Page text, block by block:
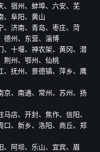
、宿州、蚌埠、六安、芜
、阜阳、黄山
、济南、青岛、枣庄、菏
德州、东营、淄博
、十堰、神农架、黄冈、潜
荆州、鄂州、仙桃
、抚州、景德镇、萍乡、鹰
京、南通、常州、苏州、扬
店、开封、焦作、信阳、
口、新乡、洛阳、商丘、郑
、阿坝、乐山、宜宾、眉